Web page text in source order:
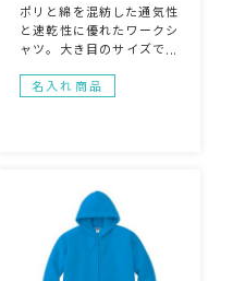
ポリと綿を混紡した通気性
と速乾性に優れたワークシ
ャツ。大き目のサイズであ
まま着るもよし！両胸につ
いたポケットに刺繍を施せ
名入れ商品